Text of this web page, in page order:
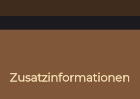
Zusatzinformationen